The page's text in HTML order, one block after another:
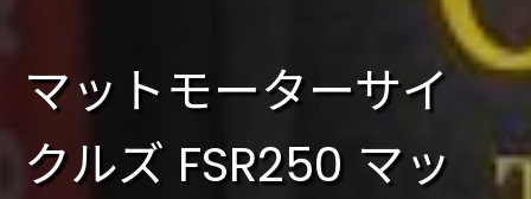
マットモーターサイ
クルズ FSR250 マッ